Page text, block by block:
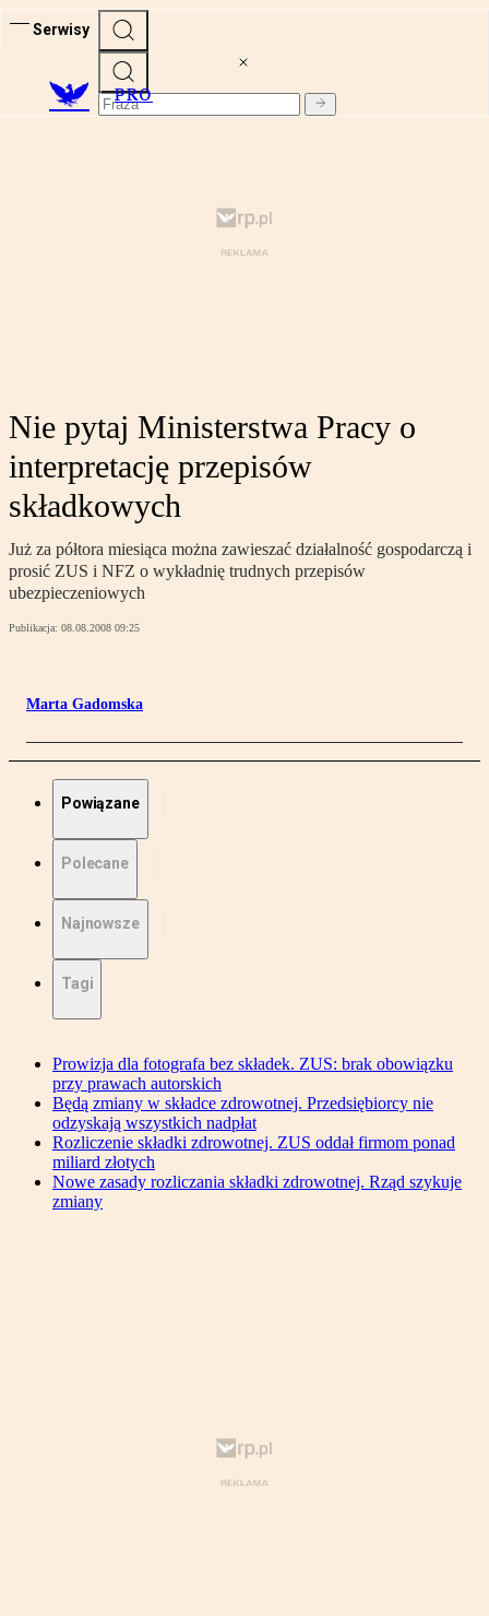
Serwisy
PRO
Nie pytaj Ministerstwa Pracy o
interpretację przepisów
składkowych
Już za półtora miesiąca można zawieszać działalność gospodarczą i
prosić ZUS i NFZ o wykładnię trudnych przepisów
ubezpieczeniowych
Publikacja: 08.08.2008 09:25
Marta Gadomska
Powiązane
Polecane
Najnowsze
Tagi
Prowizja dla fotografa bez składek. ZUS: brak obowiązku
przy prawach autorskich
Będą zmiany w składce zdrowotnej. Przedsiębiorcy nie
odzyskają wszystkich nadpłat
Rozliczenie składki zdrowotnej. ZUS oddał firmom ponad
miliard złotych
Nowe zasady rozliczania składki zdrowotnej. Rząd szykuje
zmiany